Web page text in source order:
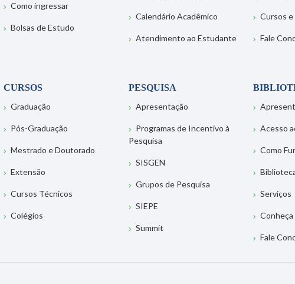
Como ingressar
Bolsas de Estudo
Calendário Acadêmico
Atendimento ao Estudante
Cursos
Fale
CURSOS
Graduação
Pós-Graduação
Mestrado e Doutorado
Extensão
Cursos Técnicos
Colégios
PESQUISA
Apresentação
Programas de Incentivo à
Pesquisa
SISGEN
Grupos de Pesquisa
SIEPE
Summit
Acesso
Como
Serviços
Fale